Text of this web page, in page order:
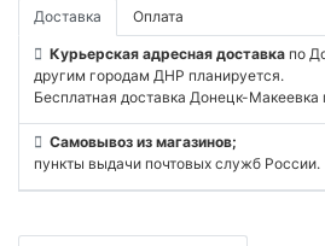
Доставка Оплата
Курьерская адресная доставка по
другим городам ДНР планируется.
Бесплатная доставка Донецк-Макеевка
Самовывоз из магазинов;
пункты выдачи почтовых служб России.